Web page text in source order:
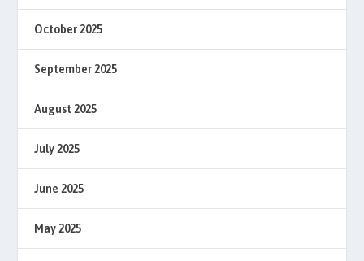
October 2025
September 2025
August 2025
July 2025
June 2025
May 2025